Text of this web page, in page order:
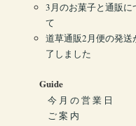
3月のお菓子と通販に
て
道草通販2月便の発送
了しました
Guide
今 月 の 営 業 日
ご 案 内